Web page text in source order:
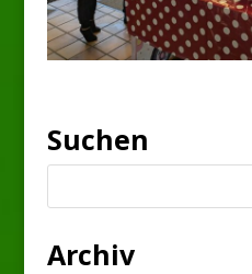
Suchen
Archiv